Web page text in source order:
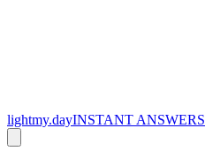
lightmy.dayINSTANT ANSWERS